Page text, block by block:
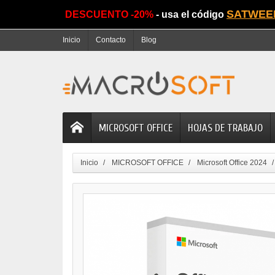
DESCUENTO -20% - usa el código
Inicio Contacto Blog
MICROSOFT OFFICE HOJAS DE TRABAJO
Inicio MICROSOFT OFFICE Microsoft Office 2024